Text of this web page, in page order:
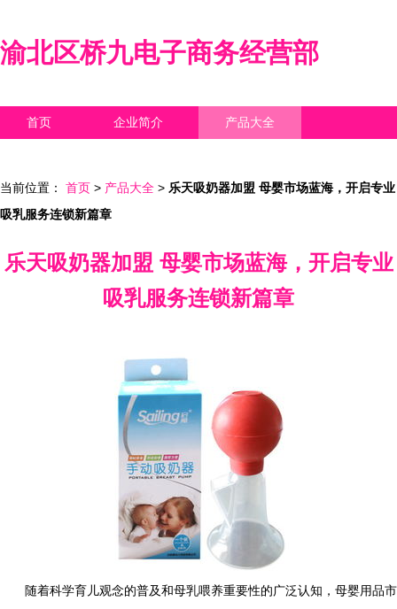
渝北区桥九电子商务经营部
首页 企业简介 产品大全
当前位置： 首页 > 产品大全 > 乐天吸奶器加盟 母婴市场蓝海，开启专业
吸乳服务连锁新篇章
乐天吸奶器加盟 母婴市场蓝海，开启专业
吸乳服务连锁新篇章
随着科学育儿观念的普及和母乳喂养重要性的广泛认知，母婴用品市